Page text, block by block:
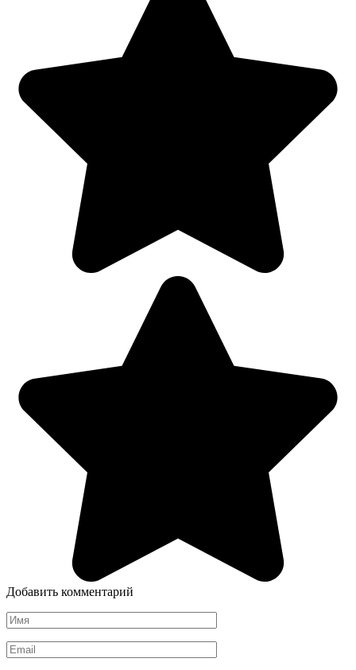
Добавить комментарий
Имя
*
Email
*